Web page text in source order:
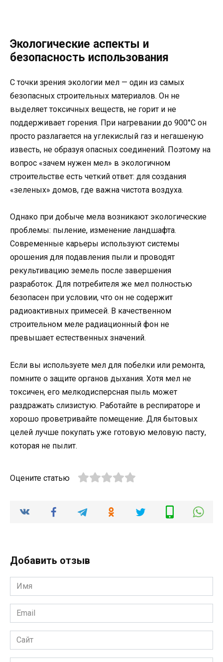
Экологические аспекты и
безопасность использования
С точки зрения экологии мел — один из самых
безопасных строительных материалов. Он не
выделяет токсичных веществ, не горит и не
поддерживает горения. При нагревании до 900°C он
просто разлагается на углекислый газ и негашеную
известь, не образуя опасных соединений. Поэтому на
вопрос «зачем нужен мел» в экологичном
строительстве есть четкий ответ: для создания
«зеленых» домов, где важна чистота воздуха.
Однако при добыче мела возникают экологические
проблемы: пыление, изменение ландшафта.
Современные карьеры используют системы
орошения для подавления пыли и проводят
рекультивацию земель после завершения
разработок. Для потребителя же мел полностью
безопасен при условии, что он не содержит
радиоактивных примесей. В качественном
строительном меле радиационный фон не
превышает естественных значений.
Если вы используете мел для побелки или ремонта,
помните о защите органов дыхания. Хотя мел не
токсичен, его мелкодисперсная пыль может
раздражать слизистую. Работайте в респираторе и
хорошо проветривайте помещение. Для бытовых
целей лучше покупать уже готовую меловую пасту,
которая не пылит.
Оцените статью
Добавить отзыв
Имя
*
Email
*
Сайт